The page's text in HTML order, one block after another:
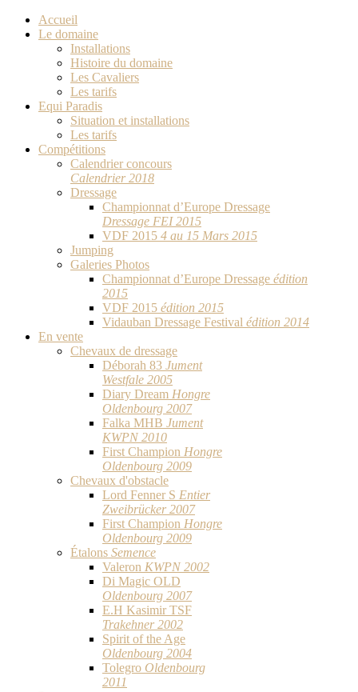
Accueil
Le domaine
Installations
Histoire du domaine
Les Cavaliers
Les tarifs
Equi Paradis
Situation et installations
Les tarifs
Compétitions
Calendrier concours
Calendrier 2018
Dressage
Championnat d’Europe Dressage
Dressage FEI 2015
VDF 2015 4 au 15 Mars 2015
Jumping
Galeries Photos
Championnat d’Europe Dressage édition
2015
VDF 2015 édition 2015
Vidauban Dressage Festival édition 2014
En vente
Chevaux de dressage
Déborah 83 Jument
Westfale 2005
Diary Dream Hongre
Oldenbourg 2007
Falka MHB Jument
KWPN 2010
First Champion Hongre
Oldenbourg 2009
Chevaux d'obstacle
Lord Fenner S Entier
Zweibrücker 2007
First Champion Hongre
Oldenbourg 2009
Étalons Semence
Valeron KWPN 2002
Di Magic OLD
Oldenbourg 2007
E.H Kasimir TSF
Trakehner 2002
Spirit of the Age
Oldenbourg 2004
Tolegro Oldenbourg
2011